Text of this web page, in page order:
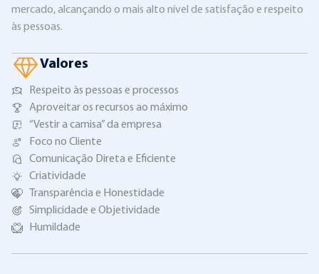
mercado, alcançando o mais alto nível de satisfação e respeito
às pessoas.
Valores
Respeito às pessoas e processos
Aproveitar os recursos ao máximo
“Vestir a camisa” da empresa
Foco no Cliente
Comunicação Direta e Eficiente
Criatividade
Transparência e Honestidade
Simplicidade e Objetividade
Humildade